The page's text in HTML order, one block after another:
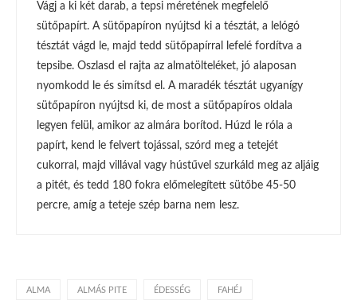
Vágj a ki két darab, a tepsi méretének megfelelő
sütőpapírt. A sütőpapíron nyújtsd ki a tésztát, a lelógó
tésztát vágd le, majd tedd sütőpapírral lefelé fordítva a
tepsibe. Oszlasd el rajta az almatölteléket, jó alaposan
nyomkodd le és simítsd el. A maradék tésztát ugyanígy
sütőpapíron nyújtsd ki, de most a sütőpapíros oldala
legyen felül, amikor az almára borítod. Húzd le róla a
papírt, kend le felvert tojással, szórd meg a tetejét
cukorral, majd villával vagy hústűvel szurkáld meg az aljáig
a pitét, és tedd 180 fokra előmelegített sütőbe 45-50
percre, amíg a teteje szép barna nem lesz.
ALMA ALMÁS PITE ÉDESSÉG FAHÉJ